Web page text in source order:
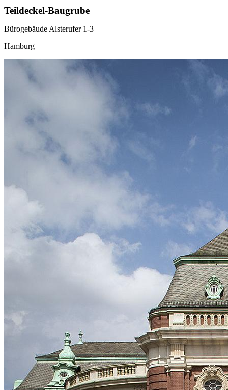
Teildeckel-Baugrube
Bürogebäude Alsterufer 1-3
Hamburg